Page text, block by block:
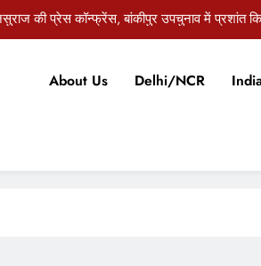
की प्रेस कॉन्फ्रेंस, बांकीपुर उपचुनाव में प्रशांत
जब संगठन और सरकार साथ चलें, तभी
की प्रेस कॉन्फ्रेंस, बांकीपुर उपचुनाव में प्रशांत
के कार्यपालक पदाधिकारी विमल कुमार हत्याकांड में
About Us Delhi/NCR